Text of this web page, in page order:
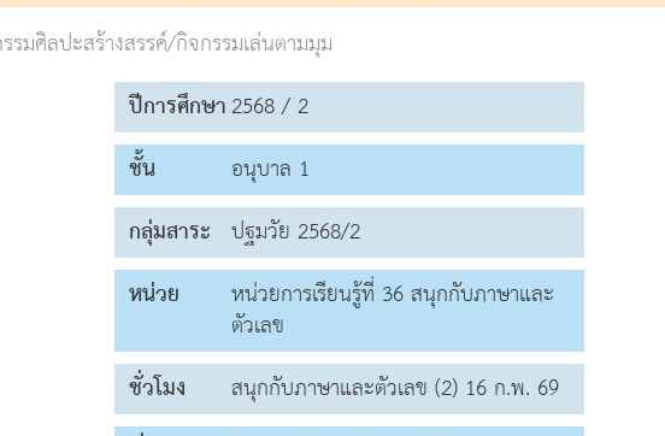
รมศิลปะสร้างสรรค์/กิจกรรมเล่นตามมุม
ปีการศึกษา2568 / 2
ชั้น
อนุบาล 1
กลุ่มสาระ ปฐมวัย 2568/2
หน่วย
หน่วยการเรียนรู้ที่ 36 สนุกกับภาษาและ
ตัวเลข
ชั่วโมง
สนุกกับภาษาและตัวเลข (2) 16 ก.พ. 69